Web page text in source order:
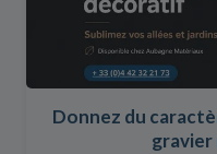
Donnez du